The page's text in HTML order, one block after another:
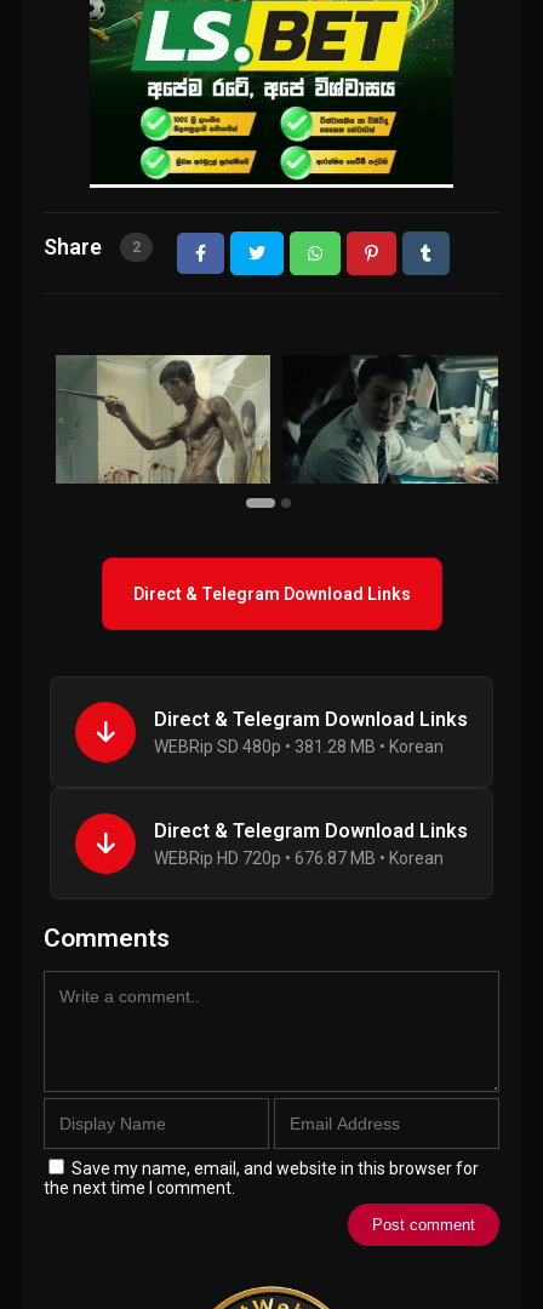
Share 2
Direct & Telegram Download Links
Direct & Telegram Download Links
WEBRip SD 480p • 381.28 MB • Korean
Direct & Telegram Download Links
WEBRip HD 720p • 676.87 MB • Korean
Comments
Save my name, email, and website in this browser for
the next time I comment.